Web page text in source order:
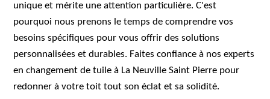
unique et mérite une attention particulière. C'est
pourquoi nous prenons le temps de comprendre vos
besoins spécifiques pour vous offrir des solutions
personnalisées et durables. Faites confiance à nos experts
en changement de tuile à La Neuville Saint Pierre pour
redonner à votre toit tout son éclat et sa solidité.